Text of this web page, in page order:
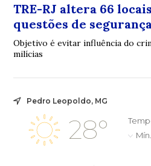
TRE-RJ altera 66
questões de
Objetivo é evitar influência do
milícias
Pedro Leopoldo, MG
28°
Mín.